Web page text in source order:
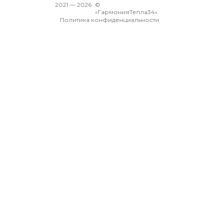
Политика конфиденциальности
©
«ГармонияТепла34»
2026
2021 —